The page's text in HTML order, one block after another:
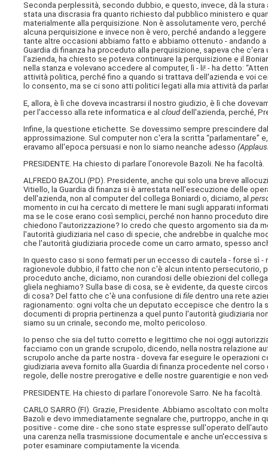
Seconda perplessità, secondo dubbio, e questo, invece, dà la
stata una discrasia fra quanto richiesto dal pubblico ministero e
materialmente alla perquisizione. Non è assolutamente vero,
alcuna perquisizione e invece non è vero, perché andando a
tante altre occasioni abbiamo fatto e abbiamo ottenuto - andando
Guardia di finanza ha proceduto alla perquisizione, sapeva che
l'azienda, ha chiesto se poteva continuare la perquisizione e il
nella stanza e volevano accedere al computer, lì - li! - ha detto:
attività politica, perché fino a quando si trattava dell'azienda e voi
lo consento, ma se ci sono atti politici legati alla mia attività da
E, allora, è lì che doveva incastrarsi il nostro giudizio, è lì che
per l'accesso alla rete informatica e alclouddell'azienda, perché,
Infine, la questione etichette. Se dovessimo sempre prescindere
approssimazione. Sul computer non c'era la scritta
eravamo all'epoca persuasi e non lo siamo neanche adesso
PRESIDENTE. Ha chiesto di parlare l'onorevole Bazoli. Ne ha facoltà.
ALFREDO BAZOLI (PD). Presidente, anche qui solo una breve
Vitiello, la Guardia di finanza si è arrestata nell'esecuzione delle
dell'azienda, non al computer del collega Boniardi o, diciamo, al
momento in cui ha cercato di mettere le mani sugli apparati
ma se le cose erano così semplici, perché non hanno proceduto
chiedono l'autorizzazione? Io credo che questo argomento sia da
l'autorità giudiziaria nel caso di specie, che andrebbe in qualche
che l'autorità giudiziaria procede come un carro armato, spesso
In questo caso si sono fermati per un eccesso di cautela - forse sì
ragionevole dubbio, il fatto che non c'è alcun intento
proceduto anche, diciamo, non curandosi delle obiezioni del
gliela neghiamo? Sulla base di cosa, se è evidente, da queste
di cosa? Del fatto che c'è una confusione difile dentro una rete
ragionamento: ogni volta che un deputato eccepisce che dentro la
documenti di propria pertinenza a quel punto l'autorità giudiziaria
siamo su un crinale, secondo me, molto pericoloso.
Io penso che sia del tutto corretto e legittimo che noi oggi
facciamo con un grande scrupolo, dicendo, nella nostra relazione
scrupolo anche da parte nostra - doveva far eseguire le
giudiziaria aveva fornito alla Guardia di finanza procedente nel
regole, delle nostre prerogative e delle nostre guarentigie e non
PRESIDENTE. Ha chiesto di parlare l'onorevole Sarro. Ne ha facoltà.
CARLO SARRO (FI). Grazie, Presidente. Abbiamo ascoltato con
Bazoli e devo immediatamente segnalare che, purtroppo, anche in
positive - come dire - che sono state espresse sull'operato
una carenza nella trasmissione documentale e anche
poter esaminare compiutamente la vicenda.